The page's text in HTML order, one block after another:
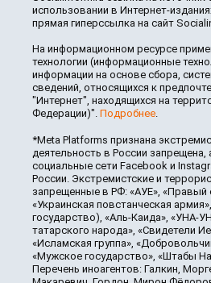
использовании в Интернет-
прямая гиперссылка на сайт
На информационном ресурсе
технологии (информационные
информации на основе сбора,
сведений, относящихся к
"Интернет", находящихся на
Федерации)". Подробнее.
*Meta Platforms признана
деятельность в России
социальные сети Facebook и
России. Экстремистские и
запрещенные в РФ: «АУЕ», «Правый
«Украинская повстанческая
государство), «Аль-Каида», «УНА-
татарского народа», «Свидетели
«Исламская группа»,
«Мужское государство», «Штабы
Перечень иноагентов: Галкин,